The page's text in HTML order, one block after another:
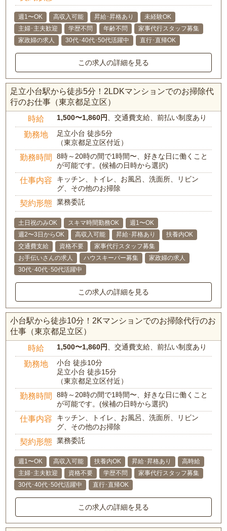
週1〜OK 高収入可能 昇給･昇格あり
未経験OK
主婦･主夫歓迎
学歴不問 年齢不問
家事代行スタッフ募集
家政婦の求人
30代･40代･50代活躍中 直行･直帰OK
この求人の詳細を見る
足立小台駅から徒歩5分！2LDKマンションでのお掃除代
行のお仕事（東京都足立区）
時給 1,500〜1,860円、交通費支給、前払い制度あり
勤務地
足立小台 徒歩5分
（東京都足立区付近）
勤務時間
8時～20時の間で1時間〜、好きな日に働くこと
が可能です。(候補の日時から選択)
仕事内容
キッチン、トイレ、お風呂、洗面所、リビン
グ、その他のお掃除
契約形態 業務委託
土日祝のみOK スキマ時間勤務OK
週1〜OK
週2〜3日からOK
高収入可能 昇給･昇格あり
扶養内OK
交通費支給
資格不要
家事代行スタッフ募集
お手伝いさんの求人
ハウスキーパー募集
家政婦の求人
30代･40代･50代活躍中
この求人の詳細を見る
小台駅から徒歩10分！2Kマンションでのお掃除代行のお
仕事（東京都足立区）
時給 1,500〜1,860円、交通費支給、前払い制度あり
勤務地
小台 徒歩10分
足立小台 徒歩15分
（東京都足立区付近）
勤務時間
8時～20時の間で1時間〜、好きな日に働くこと
が可能です。(候補の日時から選択)
仕事内容
キッチン、トイレ、お風呂、洗面所、リビン
グ、その他のお掃除
契約形態 業務委託
週1〜OK 高収入可能 扶養内OK 昇給･昇格あり
高時給
主婦･主夫歓迎
資格不要 学歴不問
家事代行スタッフ募集
30代･40代･50代活躍中
直行･直帰OK
この求人の詳細を見る